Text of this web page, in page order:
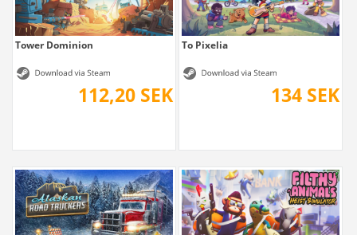
Tower Dominion
112,20 SEK
To Pixelia
134 SEK